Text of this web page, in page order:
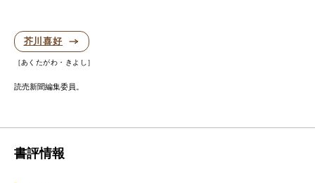
芥川喜好
あくたがわ・きよし
読売新聞編集委員。
書評情報